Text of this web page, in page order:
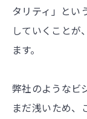
タリティ」とい
していくことが
ます。
弊社のようなビ
まだ浅いため、